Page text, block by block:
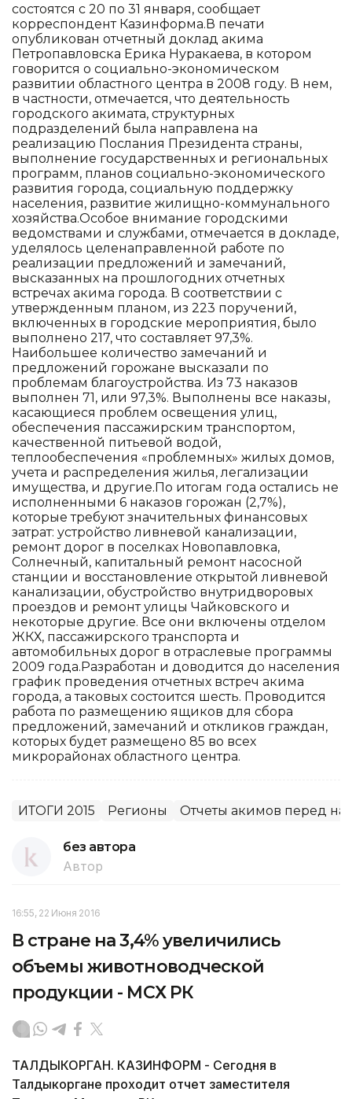
состоятся с 20 по 31 января, сообщает
корреспондент Казинформа.В печати
опубликован отчетный доклад акима
Петропавловска Ерика Нуракаева, в котором
говорится о социально-экономическом
развитии областного центра в 2008 году. В нем,
в частности, отмечается, что деятельность
городского акимата, структурных
подразделений была направлена на
реализацию Послания Президента страны,
выполнение государственных и региональных
программ, планов социально-экономического
развития города, социальную поддержку
населения, развитие жилищно-коммунального
хозяйства.Особое внимание городскими
ведомствами и службами, отмечается в докладе,
уделялось целенаправленной работе по
реализации предложений и замечаний,
высказанных на прошлогодних отчетных
встречах акима города. В соответствии с
утвержденным планом, из 223 поручений,
включенных в городские мероприятия, было
выполнено 217, что составляет 97,3%.
Наибольшее количество замечаний и
предложений горожане высказали по
проблемам благоустройства. Из 73 наказов
выполнен 71, или 97,3%. Выполнены все наказы,
касающиеся проблем освещения улиц,
обеспечения пассажирским транспортом,
качественной питьевой водой,
теплообеспечения «проблемных» жилых домов,
учета и распределения жилья, легализации
имущества, и другие.По итогам года остались не
исполненными 6 наказов горожан (2,7%),
которые требуют значительных финансовых
затрат: устройство ливневой канализации,
ремонт дорог в поселках Новопавловка,
Солнечный, капитальный ремонт насосной
станции и восстановление открытой ливневой
канализации, обустройство внутридворовых
проездов и ремонт улицы Чайковского и
некоторые другие. Все они включены отделом
ЖКХ, пассажирского транспорта и
автомобильных дорог в отраслевые программы
2009 года.Разработан и доводится до населения
график проведения отчетных встреч акима
города, а таковых состоится шесть. Проводится
работа по размещению ящиков для сбора
предложений, замечаний и откликов граждан,
которых будет размещено 85 во всех
микрорайонах областного центра.
ИТОГИ 2015 Регионы Отчеты акимов перед
без автора
Автор
16:55, 22 Июня 2016
В стране на 3,4% увеличились
объемы животноводческой
продукции - МСХ РК
ТАЛДЫКОРГАН. КАЗИНФОРМ - Сегодня в
Талдыкоргане проходит отчет заместителя